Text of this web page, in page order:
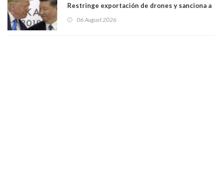
Restringe exportación de drones y sanciona a
06 August 2026